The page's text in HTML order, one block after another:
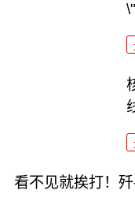
看不见就挨打！